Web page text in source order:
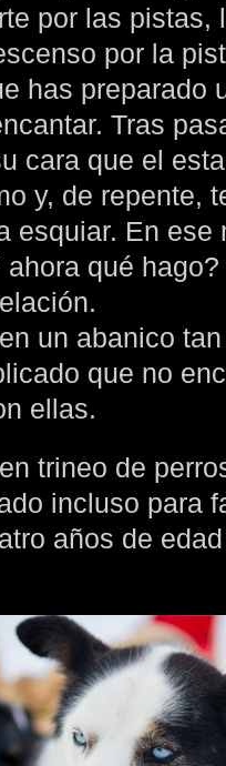
por las pistas,
por la
has preparado
Tras
cara que el
y, de repente,
esquiar. En ese
qué
un abanico
que no
ellas.
trineo de
incluso para
años de